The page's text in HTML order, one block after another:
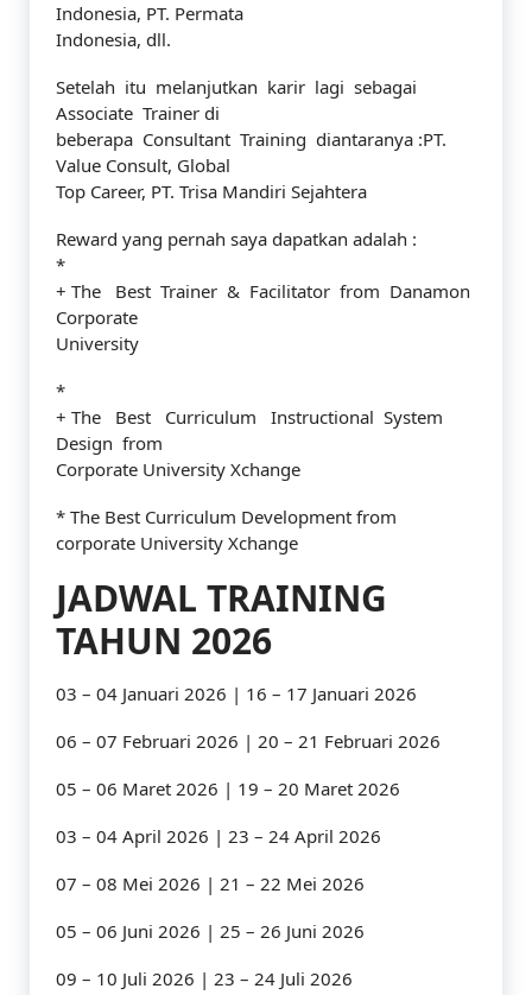
Indonesia, PT. Permata
Indonesia, dll.
Setelah itu melanjutkan karir lagi sebagai
Associate Trainer di
beberapa Consultant Training diantaranya :PT.
Value Consult, Global
Top Career, PT. Trisa Mandiri Sejahtera
Reward yang pernah saya dapatkan adalah :
*
+ The Best Trainer & Facilitator from Danamon
Corporate
University
*
+ The Best Curriculum Instructional System
Design from
Corporate University Xchange
* The Best Curriculum Development from
corporate University Xchange
JADWAL TRAINING
TAHUN 2026
03 – 04 Januari 2026 | 16 – 17 Januari 2026
06 – 07 Februari 2026 | 20 – 21 Februari 2026
05 – 06 Maret 2026 | 19 – 20 Maret 2026
03 – 04 April 2026 | 23 – 24 April 2026
07 – 08 Mei 2026 | 21 – 22 Mei 2026
05 – 06 Juni 2026 | 25 – 26 Juni 2026
09 – 10 Juli 2026 | 23 – 24 Juli 2026